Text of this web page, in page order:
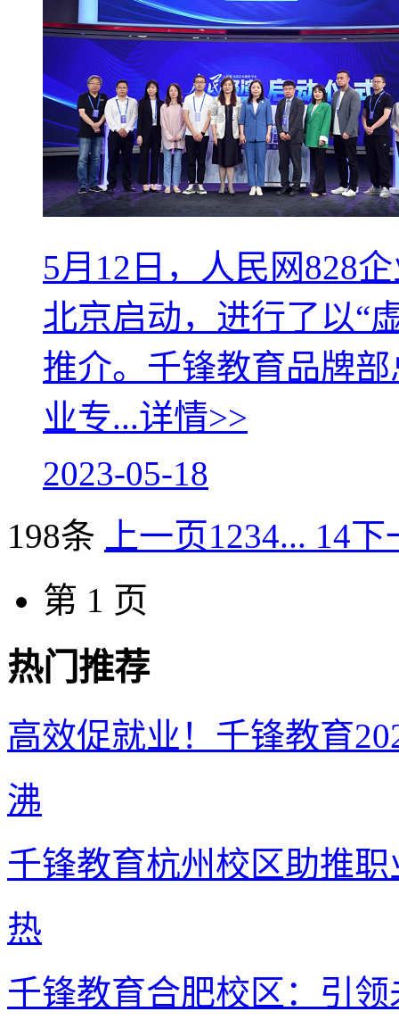
5月12日，人民网828
北京启动，进行了以“
推介。千锋教育品牌
业专...详情>>
2023-05-18
198条
上一页1 234... 14下
第 1 页
热门推荐
高效促就业！千锋教育
沸
千锋教育杭州校区助推
热
千锋教育合肥校区：引